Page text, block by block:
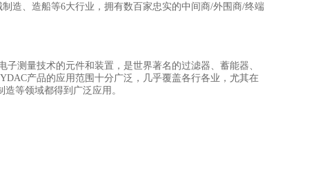
造、造船等6大行业，拥有数百家忠实的中间商/外围商/终端
测量技术的元件和装置，是世界著名的过滤器、蓄能器、
产品的应用范围十分广泛，几乎覆盖各行各业，尤其在
等领域都得到广泛应用。